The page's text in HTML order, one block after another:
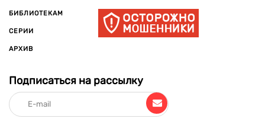
БИБЛИОТЕКАМ
СЕРИИ
АРХИВ
Подписаться на рассылку